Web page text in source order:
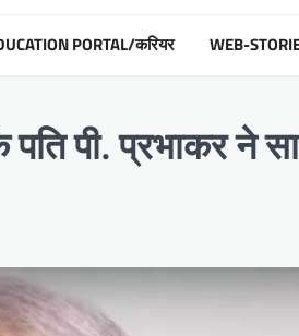
PORTAL/करियर WEB-
पति पी. प्रभाकर ने